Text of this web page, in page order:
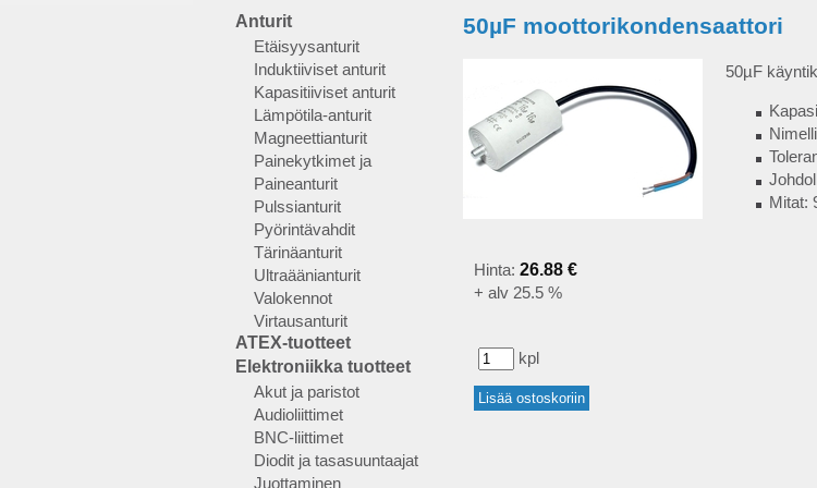
Anturit
Etäisyysanturit
Induktiiviset anturit
Kapasitiiviset anturit
Lämpötila-anturit
Magneettianturit
Painekytkimet ja
Paineanturit
Pulssianturit
Pyörintävahdit
Tärinäanturit
Ultraäänianturit
Valokennot
Virtausanturit
ATEX-tuotteet
Elektroniikka tuotteet
Akut ja paristot
Audioliittimet
BNC-liittimet
Diodit ja tasasuuntaajat
Juottaminen
50µF moottorikondensaattori
Hinta: 26.88 €
+ alv 25.5 %
kpl
50µF
Mitat: